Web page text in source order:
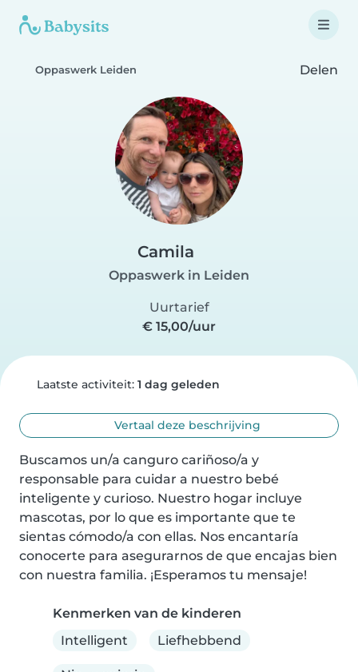
Oppaswerk Leiden Delen
Camila
Oppaswerk in Leiden
Uurtarief
€ 15,00/uur
Laatste activiteit: 1 dag geleden
Vertaal deze beschrijving
Buscamos un/a canguro cariñoso/a y
responsable para cuidar a nuestro bebé
inteligente y curioso. Nuestro hogar incluye
mascotas, por lo que es importante que te
sientas cómodo/a con ellas. Nos encantaría
conocerte para asegurarnos de que encajas bien
con nuestra familia. ¡Esperamos tu mensaje!
Kenmerken van de kinderen
Intelligent
Liefhebbend